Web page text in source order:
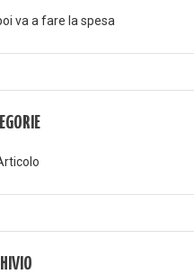
va a fare la spesa